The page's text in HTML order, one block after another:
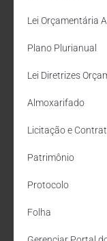
Lei Orçamentária
Plano Plurianual
Lei Diretrizes
Almoxarifado
Licitação e
Patrimônio
Protocolo
Folha